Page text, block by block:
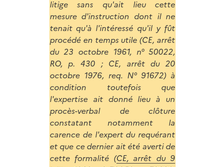
litige sans qu'ait lieu cette
mesure d'instruction dont il ne
tenait qu'à l'intéressé qu'il y fût
procédé en temps utile (CE, arrêt
du 23 octobre 1961, n° 50022,
RO, p. 430 ; CE, arrêt du 20
octobre 1976, req. N° 91672) à
condition toutefois que
l'expertise ait donné lieu à un
procès-verbal de clôture
constatant notamment la
carence de l'expert du requérant
et que ce dernier ait été averti de
cette formalité (CE, arrêt du 9